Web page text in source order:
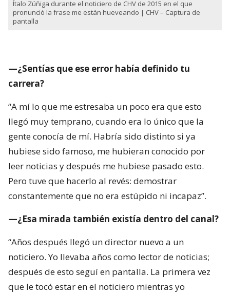
Ítalo Zúñiga durante el noticiero de CHV de 2015 en el que
pronunció la frase me están hueveando | CHV – Captura de
pantalla
—¿Sentías que ese error había definido tu
carrera?
“A mí lo que me estresaba un poco era que esto
llegó muy temprano, cuando era lo único que la
gente conocía de mí. Habría sido distinto si ya
hubiese sido famoso, me hubieran conocido por
leer noticias y después me hubiese pasado esto.
Pero tuve que hacerlo al revés: demostrar
constantemente que no era estúpido ni incapaz”.
—¿Esa mirada también existía dentro del canal?
“Años después llegó un director nuevo a un
noticiero. Yo llevaba años como lector de noticias;
después de esto seguí en pantalla. La primera vez
que le tocó estar en el noticiero mientras yo